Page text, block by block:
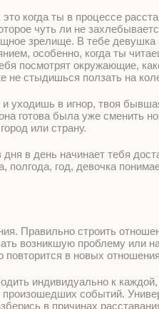
когда ты в процессе
чуть ли не
зрелище. В тебе девушка
особенно, когда ты
посмотрят окружающие,
стыдишься ползать на
уходишь в игнор, твоя
готова была уже сменить
или страну.
в день начинает тебя
год, девочка
Правильно строить
возникшую проблему или
в новых
индивидуально к
событий.
в причинах